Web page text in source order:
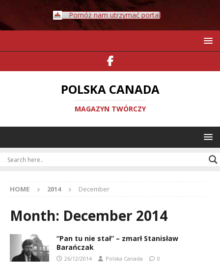
Pomóż nam utrzymać portal
POLSKA CANADA
MAGAZYN TWÓRCZY
HOME 2014 December
Month: December 2014
“Pan tu nie stał” – zmarł Stanisław
Barańczak
26/12/2014 Polska Canada 0